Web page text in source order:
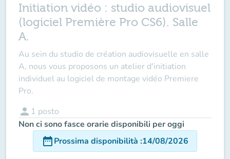
Initiation vidéo : studio audiovisuel
(logiciel Première Pro CS6). Salle
A.
Au sein du studio de création audiovisuelle en salle
A, nous vous proposons un atelier d'initiation
individuel au logiciel de montage vidéo Premiere
Pro.
person 1 posto
Non ci sono fasce orarie disponibili per oggi
date_rangeProssima disponibilità :14/08/2026